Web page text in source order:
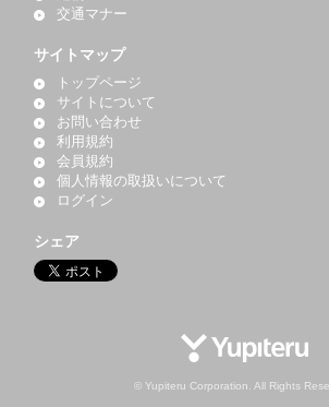
交通マナー
サイトマップ
トップページ
サイトについて
お問い合わせ
利用規約
会員規約
個人情報の取扱いについて
ログイン
シェア
© Yupiteru Corporation. All Rights